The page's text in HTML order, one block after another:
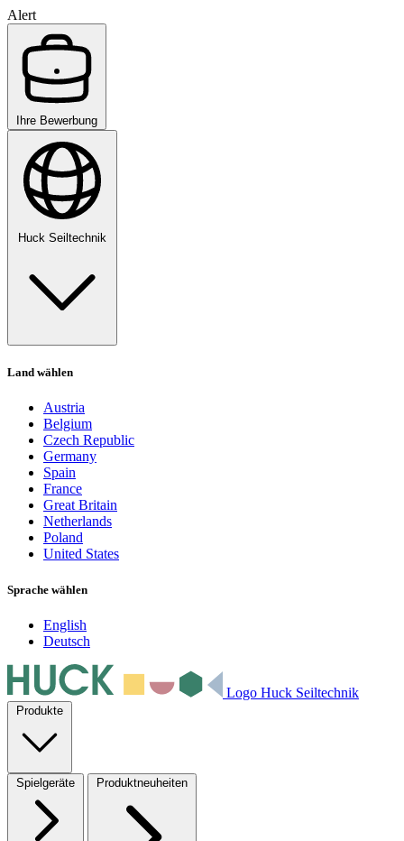
Alert
Ihre Bewerbung
Huck Seiltechnik
Land wählen
Austria
Belgium
Czech Republic
Germany
Spain
France
Great Britain
Netherlands
Poland
United States
Sprache wählen
English
Deutsch
Logo Huck Seiltechnik
Produkte
Spielgeräte Produktneuheiten